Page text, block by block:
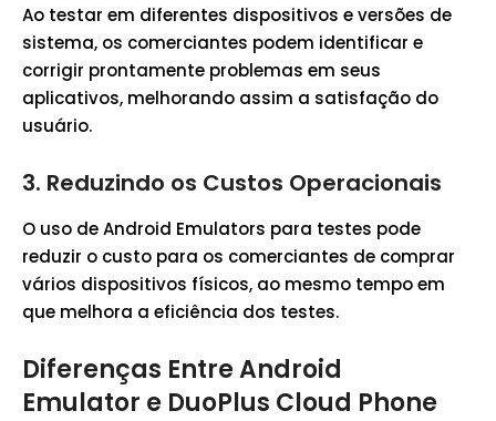
Ao testar em diferentes dispositivos e versões de
sistema, os comerciantes podem identificar e
corrigir prontamente problemas em seus
aplicativos, melhorando assim a satisfação do
usuário.
3. Reduzindo os Custos Operacionais
O uso de Android Emulators para testes pode
reduzir o custo para os comerciantes de comprar
vários dispositivos físicos, ao mesmo tempo em
que melhora a eficiência dos testes.
Diferenças Entre Android
Emulator e DuoPlus Cloud Phone